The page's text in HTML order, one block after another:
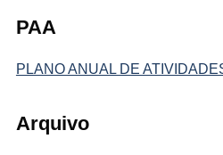
PAA
PLANO ANUAL DE
Arquivo